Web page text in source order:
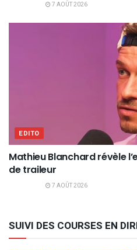
7 AOÛT 2026
EDITO
Mathieu Blanchard révèle
de traileur
7 AOÛT 2026
SUIVI DES COURSES EN